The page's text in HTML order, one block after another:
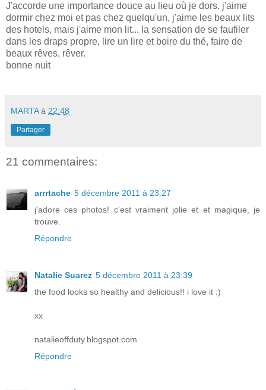
J'accorde une importance douce au lieu où je dors. j'aime
dormir chez moi et pas chez quelqu'un, j'aime les beaux lits
des hotels, mais j'aime mon lit... la sensation de se faufiler
dans les draps propre, lire un lire et boire du thé, faire de
beaux rêves, rêver.
bonne nuit
MARTA à 22:48
Partager
21 commentaires:
arrrtache 5 décembre 2011 à 23:27
j'adore ces photos! c'est vraiment jolie et et magique, je
trouve.
Répondre
Natalie Suarez 5 décembre 2011 à 23:39
the food looks so healthy and delicious!! i love it :)
xx
natalieoffduty.blogspot.com
Répondre